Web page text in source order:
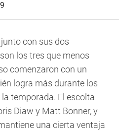
con sus dos
los tres que menos
comenzaron con un
logra más durante los
temporada. El escolta
Diaw y Matt Bonner, y
una cierta ventaja